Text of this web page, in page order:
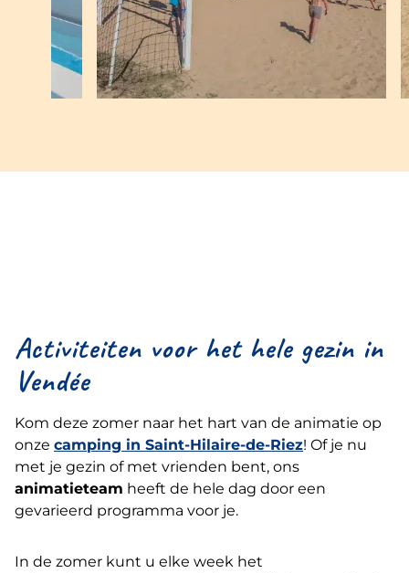
Activiteiten voor het hele gezin in
Vendée
Kom deze zomer naar het hart van de animatie op
onze camping in Saint-Hilaire-de-Riez! Of je nu
met je gezin of met vrienden bent, ons
animatieteam heeft de hele dag door een
gevarieerd programma voor je.
In de zomer kunt u elke week het